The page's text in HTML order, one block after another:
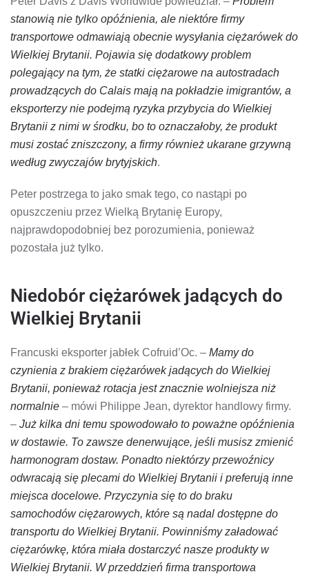
stanowią nie tylko opóźnienia, ale niektóre firmy
transportowe odmawiają obecnie wysyłania ciężarówek do
Wielkiej Brytanii. Pojawia się dodatkowy problem
polegający na tym, że statki ciężarowe na autostradach
prowadzących do Calais mają na pokładzie imigrantów, a
eksporterzy nie podejmą ryzyka przybycia do Wielkiej
Brytanii z nimi w środku, bo to oznaczałoby, że ​​produkt
musi zostać zniszczony, a firmy również ukarane grzywną
według zwyczajów brytyjskich.
Peter postrzega to jako smak tego, co nastąpi po
opuszczeniu przez Wielką Brytanię Europy,
najprawdopodobniej bez porozumienia, ponieważ
pozostała już tylko.
Niedobór ciężarówek jadących do
Wielkiej Brytanii
Francuski eksporter jabłek Cofruid’Oc. – Mamy do
czynienia z brakiem ciężarówek jadących do Wielkiej
Brytanii, ponieważ rotacja jest znacznie wolniejsza niż
normalnie – mówi Philippe Jean, dyrektor handlowy firmy.
– Już kilka dni temu spowodowało to poważne opóźnienia
w dostawie. To zawsze denerwujące, jeśli musisz zmienić
harmonogram dostaw. Ponadto niektórzy przewoźnicy
odwracają się plecami do Wielkiej Brytanii i preferują inne
miejsca docelowe. Przyczynia się to do braku
samochodów ciężarowych, które są nadal dostępne do
transportu do Wielkiej Brytanii. Powinniśmy załadować
ciężarówkę, która miała dostarczyć nasze produkty w
Wielkiej Brytanii. W przeddzień firma transportowa